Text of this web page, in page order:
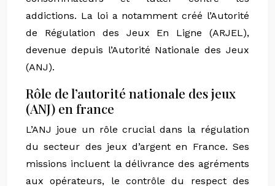
addictions. La loi a notamment créé l’Autorité
de Régulation des Jeux En Ligne (ARJEL),
devenue depuis l’Autorité Nationale des Jeux
(ANJ).
Rôle de l’autorité nationale des jeux
(ANJ) en france
L’ANJ joue un rôle crucial dans la régulation
du secteur des jeux d’argent en France. Ses
missions incluent la délivrance des agréments
aux opérateurs, le contrôle du respect des